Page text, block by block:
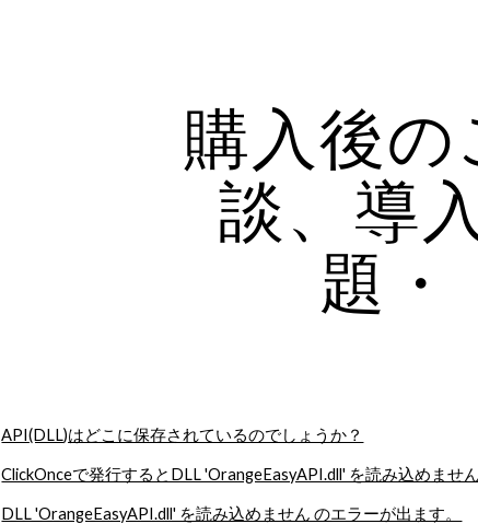
購入後の
談、導
題・
API(DLL)はどこに保存されているのでしょうか？
ClickOnceで発行するとDLL 'OrangeEasyAPI.dll' を読み込めませ
DLL 'OrangeEasyAPI.dll' を読み込めません のエラーが出ます。